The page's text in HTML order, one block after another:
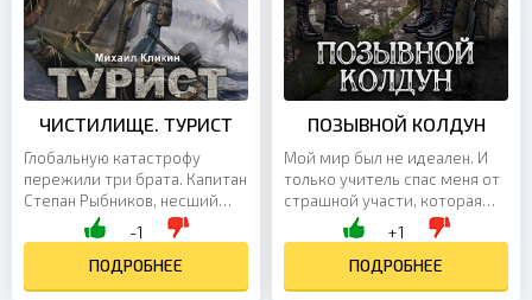
ЧИСТИЛИЩЕ. ТУРИСТ
Глобальную катастрофу
пережили три брата. Капитан
Степан Рыбников, несший
дежурство в отделе
радиоразведки командного
пункта. Иван Рыбников,...
-1
ПОДРОБНЕЕ
ПОЗЫВНОЙ КОЛДУН
Мой мир был не идеален. И
только учитель спас меня от
страшной участи, которая
ждала там за барьером. За 20
лет обучения магии
получилось достичь с...
+1
ПОДРОБНЕЕ